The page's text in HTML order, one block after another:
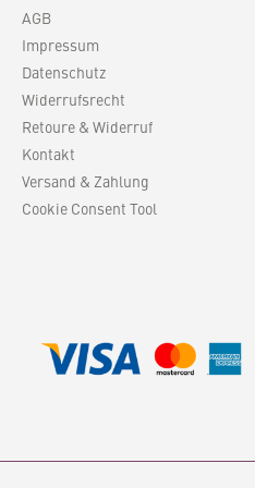
AGB
Impressum
Datenschutz
Widerrufsrecht
Retoure & Widerruf
Kontakt
Versand & Zahlung
Cookie Consent Tool